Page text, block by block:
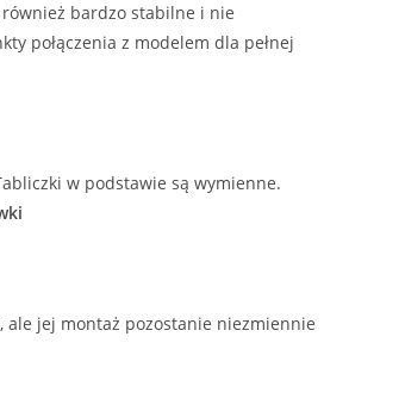
również bardzo stabilne i nie
połączenia z modelem dla pełnej
w podstawie są wymienne.
ale jej montaż pozostanie niezmiennie